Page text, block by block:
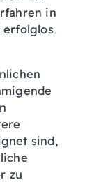
in
erfolglos
sind,
zu